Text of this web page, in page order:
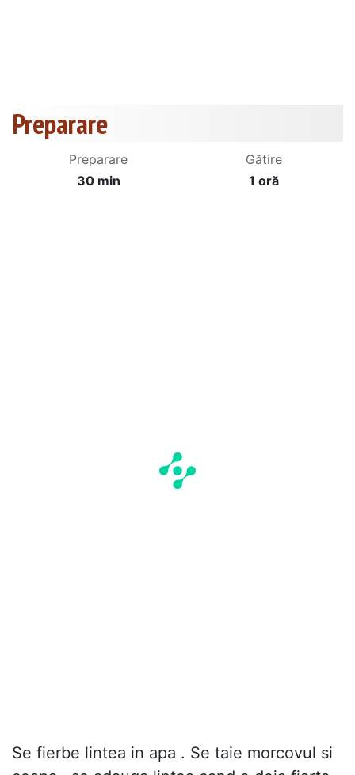
Preparare
Preparare
30 min
Gătire
1 oră
Se fierbe lintea in apa . Se taie morcovul si